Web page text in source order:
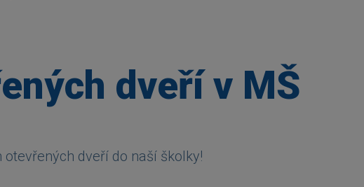
dveří v MŠ
otevřených dveří do naší školky!